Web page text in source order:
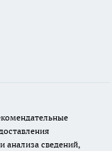
анализа сведений,